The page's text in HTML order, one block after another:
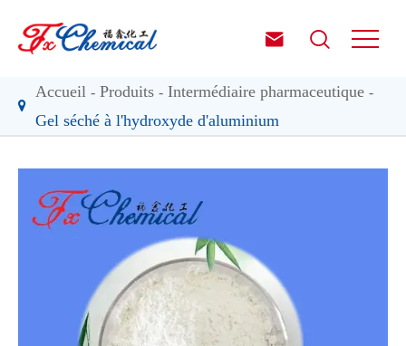
 
Accueil Produits
Intermédiaire pharmaceutique
Gel séché à l'hydroxyde d'aluminium